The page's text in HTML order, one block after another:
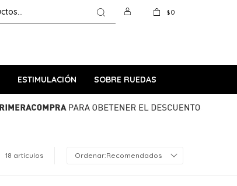
ESTIMULACIÓN SOBRE RUEDAS
$0
18 artículos Recomendados